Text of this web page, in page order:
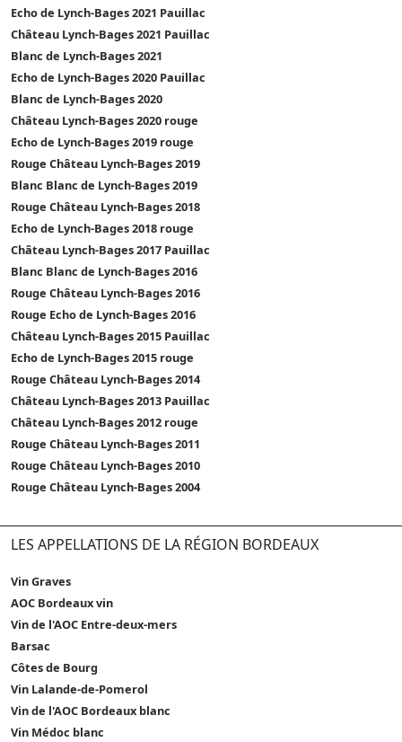
Echo de Lynch-Bages 2021 Pauillac
Château Lynch-Bages 2021 Pauillac
Blanc de Lynch-Bages 2021
Echo de Lynch-Bages 2020 Pauillac
Blanc de Lynch-Bages 2020
Château Lynch-Bages 2020 rouge
Echo de Lynch-Bages 2019 rouge
Rouge Château Lynch-Bages 2019
Blanc Blanc de Lynch-Bages 2019
Rouge Château Lynch-Bages 2018
Echo de Lynch-Bages 2018 rouge
Château Lynch-Bages 2017 Pauillac
Blanc Blanc de Lynch-Bages 2016
Rouge Château Lynch-Bages 2016
Rouge Echo de Lynch-Bages 2016
Château Lynch-Bages 2015 Pauillac
Echo de Lynch-Bages 2015 rouge
Rouge Château Lynch-Bages 2014
Château Lynch-Bages 2013 Pauillac
Château Lynch-Bages 2012 rouge
Rouge Château Lynch-Bages 2011
Rouge Château Lynch-Bages 2010
Rouge Château Lynch-Bages 2004
LES APPELLATIONS DE LA RÉGION BORDEAUX
Vin Graves
AOC Bordeaux vin
Vin de l'AOC Entre-deux-mers
Barsac
Côtes de Bourg
Vin Lalande-de-Pomerol
Vin de l'AOC Bordeaux blanc
Vin Médoc blanc